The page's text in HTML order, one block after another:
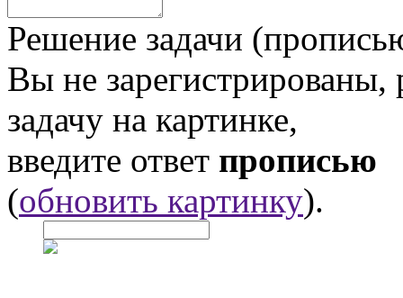
Решение задачи
Вы не
задачу на картинке,
введите ответ прописью
(обновить картинку).